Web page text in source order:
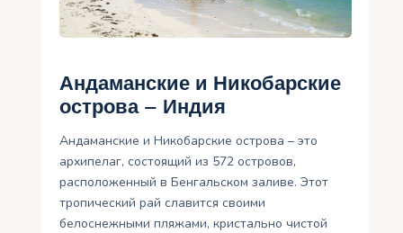
Андаманские и Никобарские
острова – Индия
Андаманские и Никобарские острова – это
архипелаг, состоящий из 572 островов,
расположенный в Бенгальском заливе. Этот
тропический рай славится своими
белоснежными пляжами, кристально чистой